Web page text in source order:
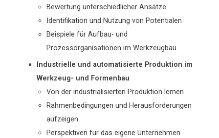
Bewertung unterschiedlicher Ansätze
Identifikation und Nutzung von Potentialen
Beispiele für Aufbau- und
Prozessorganisationen im Werkzeugbau
Industrielle und automatisierte Produktion im
Werkzeug- und Formenbau
Von der industrialisierten Produktion lernen
Rahmenbedingungen und Herausforderungen
aufzeigen
Perspektiven für das eigene Unternehmen